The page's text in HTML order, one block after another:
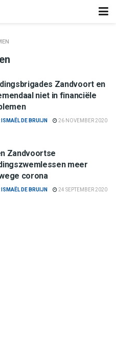
Zandvoort en
niet in financiële
ISMAËL DE BRUIJN 26 NOVEMBER 2020
Zandvoortse
meer
corona
ISMAËL DE BRUIJN 24 SEPTEMBER 2020